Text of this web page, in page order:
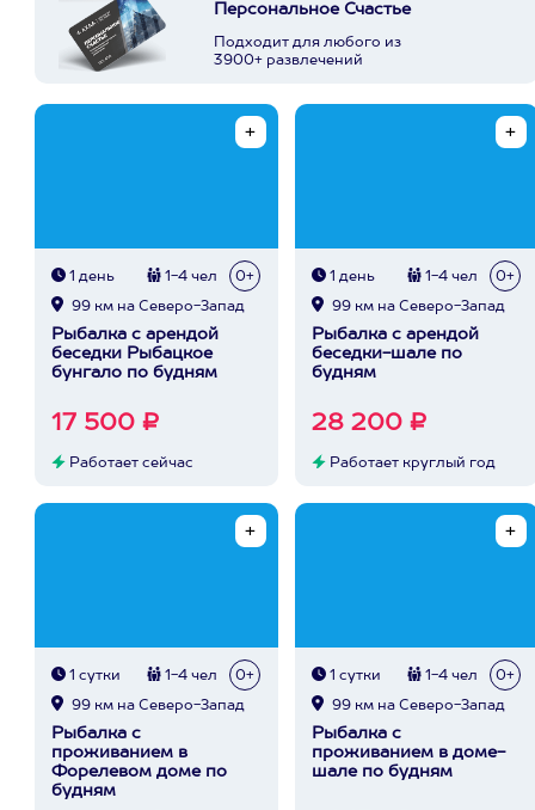
Персональное Счастье
Подходит для любого из
3900+ развлечений
1 день 1-4 чел 0+
99 км на Северо-Запад
Рыбалка с арендой
беседки Рыбацкое
бунгало по будням
17 500 ₽
Работает сейчас
1 день 1-4 чел 0+
99 км на Северо-Запад
Рыбалка с арендой
беседки-шале по
будням
28 200 ₽
Работает круглый год
1 сутки 1-4 чел 0+
99 км на Северо-Запад
Рыбалка с
проживанием в
Форелевом доме по
будням
1 сутки 1-4 чел 0+
99 км на Северо-Запад
Рыбалка с
проживанием в доме-
шале по будням